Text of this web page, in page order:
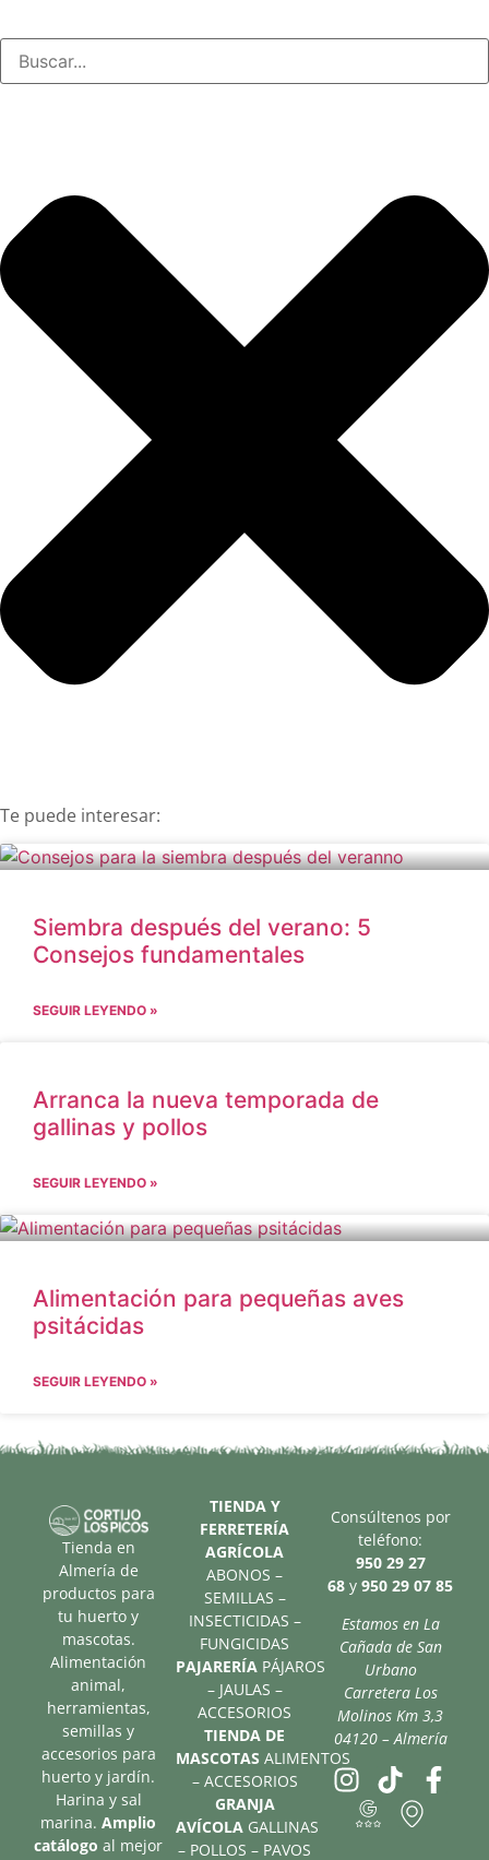
Te puede interesar:
Siembra después del verano: 5
Consejos fundamentales
SEGUIR LEYENDO »
Arranca la nueva temporada de
gallinas y pollos
SEGUIR LEYENDO »
Alimentación para pequeñas aves
psitácidas
SEGUIR LEYENDO »
Tienda en
Almería de
productos para
tu huerto y
mascotas.
Alimentación
animal,
herramientas,
semillas y
accesorios para
huerto y jardín.
Harina y sal
marina.Amplio
catálogo al mejor
TIENDA Y
FERRETERÍA
AGRÍCOLA
ABONOS –
SEMILLAS –
INSECTICIDAS –
FUNGICIDAS
PAJARERÍAPÁJAROS
– JAULAS –
ACCESORIOS
TIENDA DE
MASCOTAS ALIMENTOS
– ACCESORIOS
GRANJA
AVÍCOLAGALLINAS
– POLLOS – PAVOS
Consúltenos por
teléfono:
950 29 27
68 y950 29 07 85
Estamos en La
Cañada de San
Urbano
Carretera Los
Molinos Km 3,3
04120 – Almería